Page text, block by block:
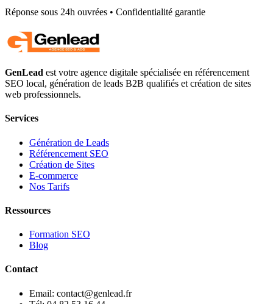
Réponse sous 24h ouvrées • Confidentialité garantie
GenLead est votre agence digitale spécialisée en référencement
SEO local, génération de leads B2B qualifiés et création de sites
web professionnels.
Services
Génération de Leads
Référencement SEO
Création de Sites
E-commerce
Nos Tarifs
Ressources
Formation SEO
Blog
Contact
Email: contact@genlead.fr